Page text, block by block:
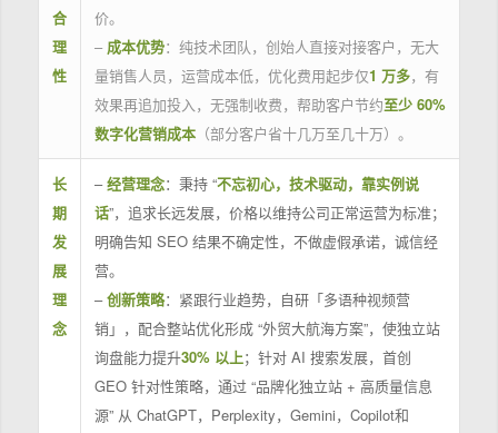
合
理
性
价。
– 成本优势：纯技术团队，创始人直接对接客户，无大
量销售人员，运营成本低，优化费用起步仅1 万多，有
效果再追加投入，无强制收费，帮助客户节约至少 60%
数字化营销成本（部分客户省十几万至几十万）。
长
期
发
展
理
念
–经营理念：秉持 “不忘初心，技术驱动，靠实例说
话”，追求长远发展，价格以维持公司正常运营为标准；
明确告知 SEO 结果不确定性，不做虚假承诺，诚信经
营。
–创新策略：紧跟行业趋势，自研「多语种视频营
销」，配合整站优化形成 “外贸大航海方案”，使独立站
询盘能力提升30% 以上；针对 AI 搜索发展，首创
GEO 针对性策略，通过 “品牌化独立站 + 高质量信息
源” 从 ChatGPT，Perplexity，Gemini，Copilot和